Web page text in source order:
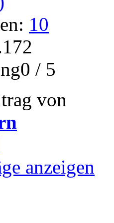
10
/ 5
von
anzeigen